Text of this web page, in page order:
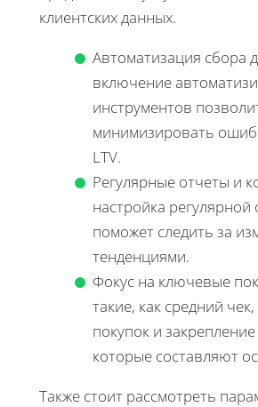
клиентских данных.
Автоматизация сбора
включение
инструментов
минимизировать
LTV.
Регулярные отчеты и
настройка регулярной
поможет следить за
тенденциями.
Фокус на ключевые
такие, как средний
покупок и
которые составляют
Также стоит рассмотреть